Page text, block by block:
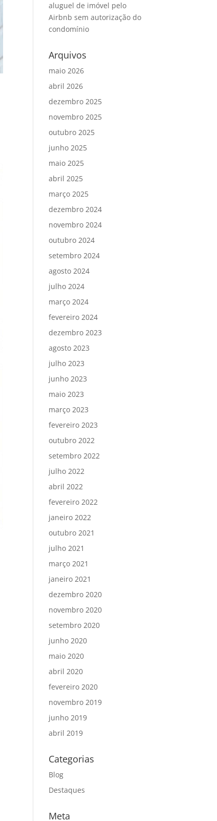
aluguel de imóvel pelo
Airbnb sem autorização do
condomínio
Arquivos
maio 2026
abril 2026
dezembro 2025
novembro 2025
outubro 2025
junho 2025
maio 2025
abril 2025
março 2025
dezembro 2024
novembro 2024
outubro 2024
setembro 2024
agosto 2024
julho 2024
março 2024
fevereiro 2024
dezembro 2023
agosto 2023
julho 2023
junho 2023
maio 2023
março 2023
fevereiro 2023
outubro 2022
setembro 2022
julho 2022
abril 2022
fevereiro 2022
janeiro 2022
outubro 2021
julho 2021
março 2021
janeiro 2021
dezembro 2020
novembro 2020
setembro 2020
junho 2020
maio 2020
abril 2020
fevereiro 2020
novembro 2019
junho 2019
abril 2019
Categorias
Blog
Destaques
Meta